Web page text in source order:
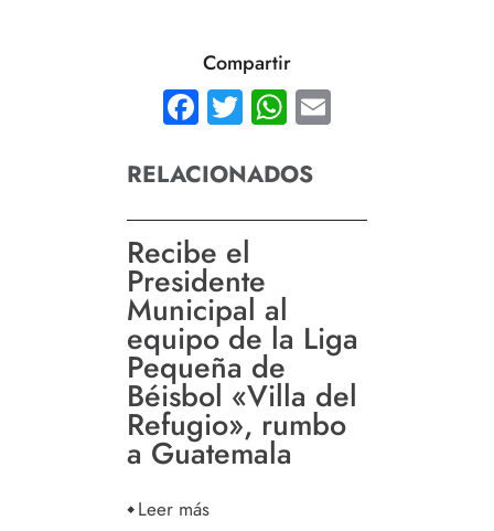
Compartir
Facebook
TwitterWhatsApp
RELACIONADOS
Recibe el
Presidente
Municipal al
equipo de la Liga
Pequeña de
Béisbol «Villa del
Refugio», rumbo
a Guatemala
Leer más